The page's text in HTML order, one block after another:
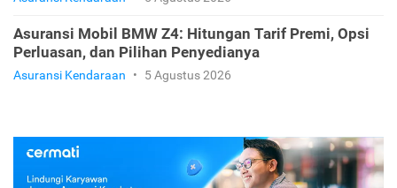
Asuransi Mobil BMW Z4: Hitungan Tarif Premi, Opsi
Perluasan, dan Pilihan Penyedianya
Asuransi Kendaraan • 5 Agustus 2026